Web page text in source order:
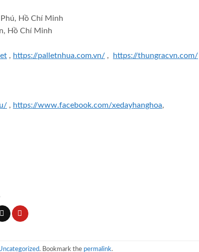
Hồ Chí Minh
Hồ Chí Minh
, https://palletnhua.com.vn/ ,
https://thungracvn.com/
, https://www.facebook.com/xedayhanghoa,
. Bookmark the permalink.